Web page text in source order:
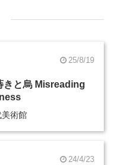
25/8/19
きと烏 Misreading
術館
24/4/23